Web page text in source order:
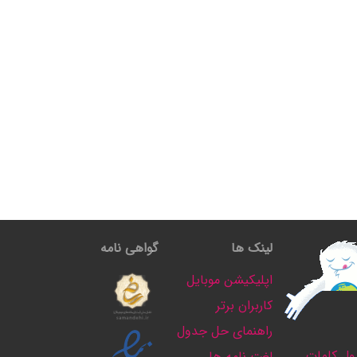
لینک ها
اپلیکیشن موبایل
کاربران برتر
راهنمای حل جدول
گواهی نامه